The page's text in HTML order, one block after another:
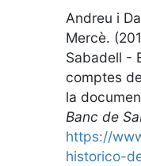
Andreu i
Mercè.
Sabadell -
comptes
la
Banc de
https://
historico-